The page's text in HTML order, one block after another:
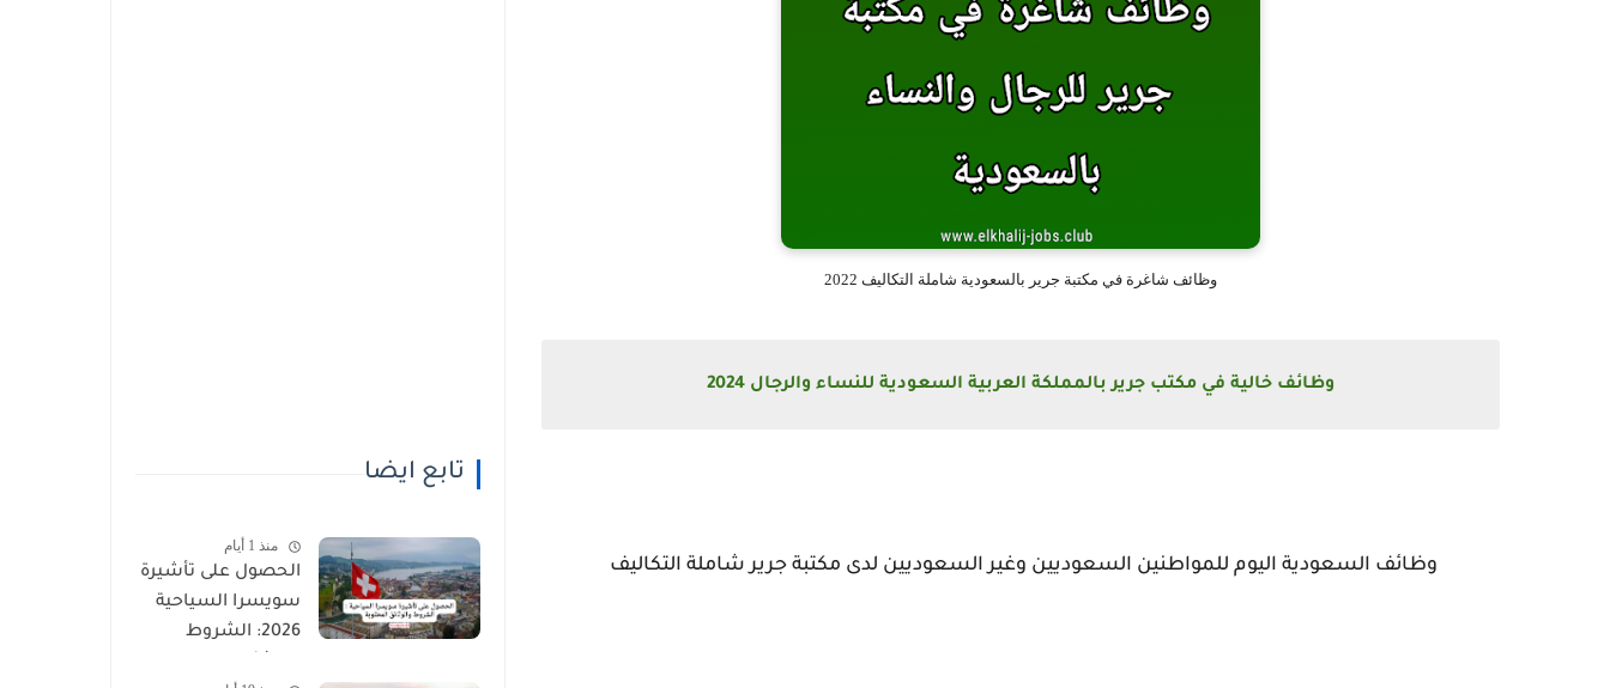
وظائف شاغرة في مكتبة جرير بالسعودية شاملة التكاليف 2022
وظائف خالية في مكتب جرير بالمملكة العربية السعودية للنساء والرجال 2024
وظائف السعودية اليوم للمواطنين السعوديين وغير السعوديين لدى مكتبة جرير شاملة التكاليف
تابع ايضا
منذ 1 أيام
الحصول على تأشيرة
سويسرا السياحية
2026: الشروط